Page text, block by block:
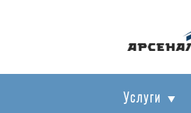
Услуги